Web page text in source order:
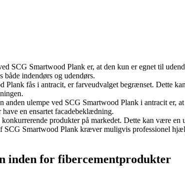
SCG Smartwood Plank er, at den kun er egnet til
indendørs og udendørs.
Plank fås i antracit, er farveudvalget begrænset. Dette
anden ulempe ved SCG Smartwood Plank i antracit er,
en ensartet facadebeklædning.
produkter på markedet. Dette kan være
SCG Smartwood Plank kræver muligvis professionel
inden for fibercementprodukter